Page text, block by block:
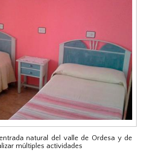
natural del valle de Ordesa y de
múltiples actividades